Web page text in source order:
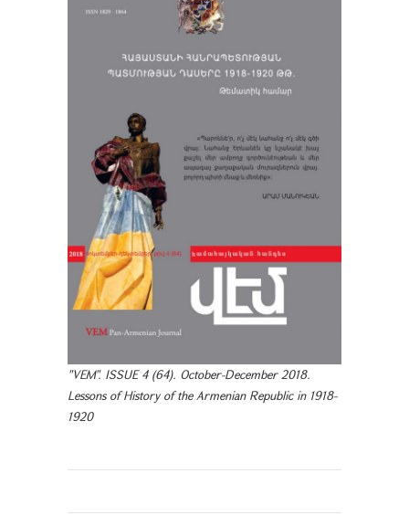
"VEM". ISSUE 4 (64). October-December 2018.
Lessons of History of the Armenian Republic in 1918-
1920